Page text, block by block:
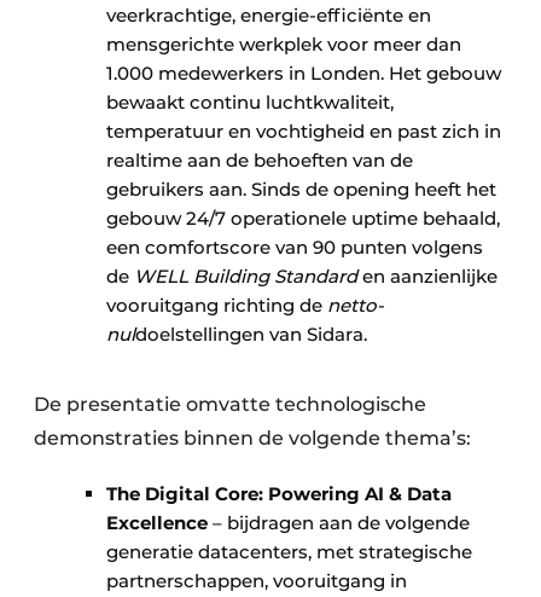
veerkrachtige, energie-efficiënte en
mensgerichte werkplek voor meer dan
1.000 medewerkers in Londen. Het gebouw
bewaakt continu luchtkwaliteit,
temperatuur en vochtigheid en past zich in
realtime aan de behoeften van de
gebruikers aan. Sinds de opening heeft het
gebouw 24/7 operationele uptime behaald,
een comfortscore van 90 punten volgens
de WELL Building Standarden aanzienlijke
vooruitgang richting de netto-
nuldoelstellingen van Sidara.
De presentatie omvatte technologische
demonstraties binnen de volgende thema’s:
The Digital Core: Powering AI & Data
Excellence – bijdragen aan de volgende
generatie datacenters, met strategische
partnerschappen, vooruitgang in